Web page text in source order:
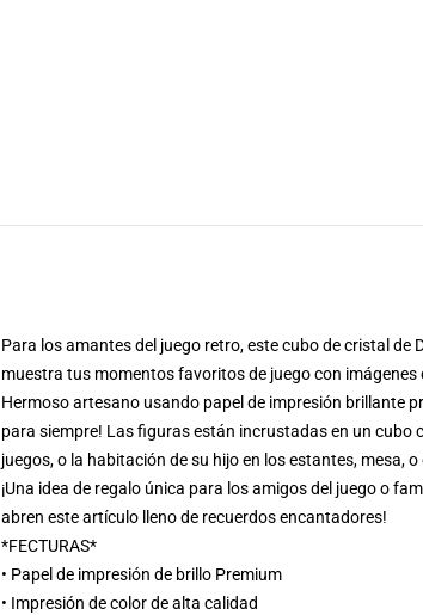
Para los amantes del juego retro, este cubo de cristal
muestra tus momentos favoritos de juego con
Hermoso artesano usando papel de impresión brillante
para siempre! Las figuras están incrustadas en un cubo
juegos, o la habitación de su hijo en los estantes, mesa,
¡Una idea de regalo única para los amigos del juego o
abren este artículo lleno de recuerdos encantadores!
*FECTURAS*
• Papel de impresión de brillo Premium
• Impresión de color de alta calidad